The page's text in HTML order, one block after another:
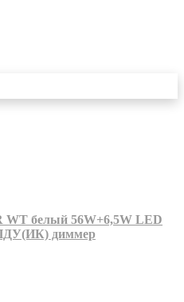
WT белый 56W+6,5W LED
диммер